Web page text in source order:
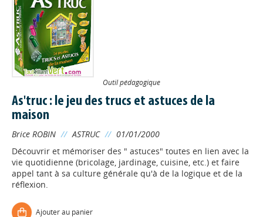
Outil pédagogique
As'truc : le jeu des trucs et astuces de la
maison
Brice ROBIN // ASTRUC // 01/01/2000
Découvrir et mémoriser des " astuces" toutes en lien avec la
vie quotidienne (bricolage, jardinage, cuisine, etc.) et faire
appel tant à sa culture générale qu'à de la logique et de la
réflexion.
Ajouter au panier